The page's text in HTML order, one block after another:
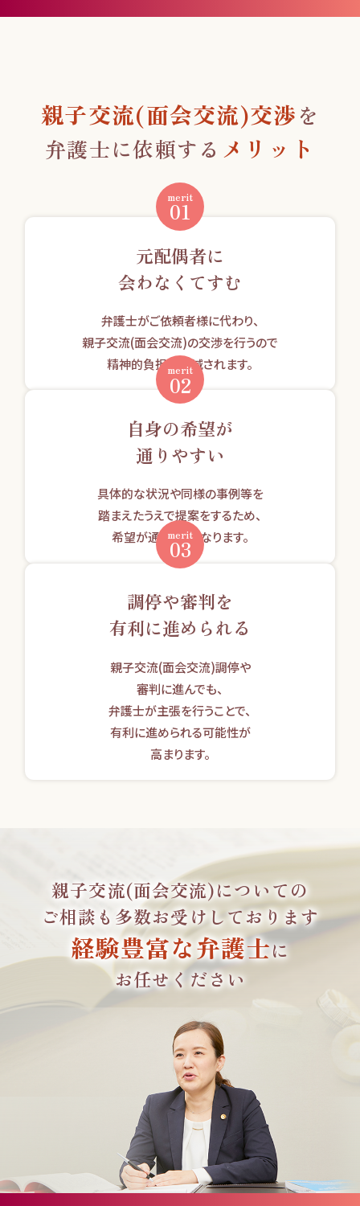
親子交流(面会交流)交渉を
弁護士に依頼する メリット
merit
01
元配偶者に
会わなくてすむ
弁護士がご依頼者様に代わり、
親子交流(面会交流)の交渉を行うので
精神的負担が軽減されます。
merit
02
自身の希望が
通りやすい
具体的な状況や同様の事例等を
踏まえたうえで提案をするため、
希望が通りやすくなります。
merit
03
調停や審判を
有利に進められる
親子交流(面会交流)調停や
審判に進んでも、
弁護士が主張を行うことで、
有利に進められる可能性が
高まります。
親子交流(面会交流)についての
ご相談も 多数お受けしております
経験豊富な弁護士に
お任せください